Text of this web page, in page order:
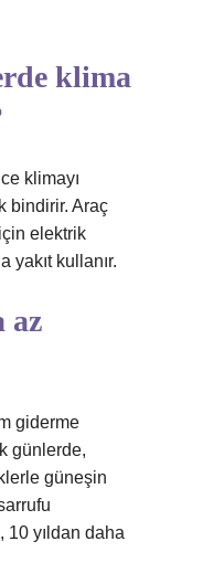
klima
klimayı
bindirir. Araç
elektrik
yakıt kullanır.
az
giderme
günlerde,
güneşin
yıldan daha